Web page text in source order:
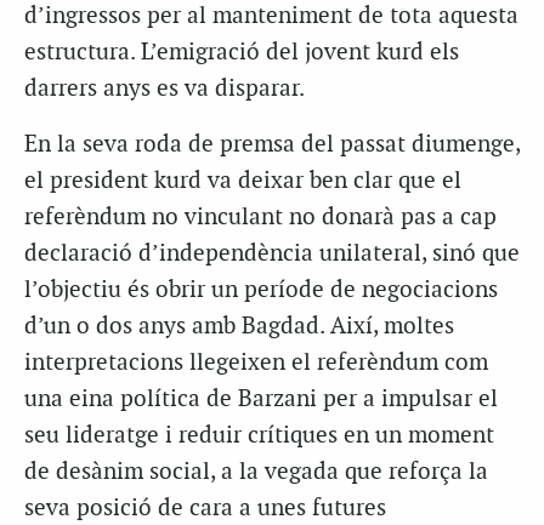
d’ingressos per al manteniment de tota aquesta
estructura. L’emigració del jovent kurd els
darrers anys es va disparar.
En la seva roda de premsa del passat diumenge,
el president kurd va deixar ben clar que el
referèndum no vinculant no donarà pas a cap
declaració d’independència unilateral, sinó que
l’objectiu és obrir un període de negociacions
d’un o dos anys amb Bagdad. Així, moltes
interpretacions llegeixen el referèndum com
una eina política de Barzani per a impulsar el
seu lideratge i reduir crítiques en un moment
de desànim social, a la vegada que reforça la
seva posició de cara a unes futures